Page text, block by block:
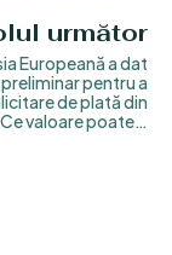
următor
Europeană a dat
pentru a
de plată din
Ce valoare poate…